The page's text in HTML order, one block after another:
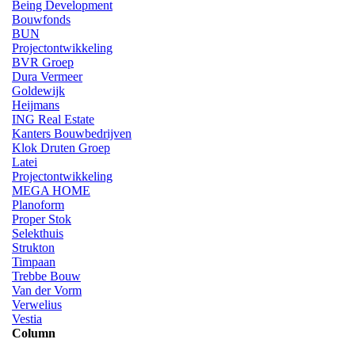
Being Development
Bouwfonds
BUN
Projectontwikkeling
BVR Groep
Dura Vermeer
Goldewijk
Heijmans
ING Real Estate
Kanters Bouwbedrijven
Klok Druten Groep
Latei
Projectontwikkeling
MEGA HOME
Planoform
Proper Stok
Selekthuis
Strukton
Timpaan
Trebbe Bouw
Van der Vorm
Verwelius
Vestia
Column